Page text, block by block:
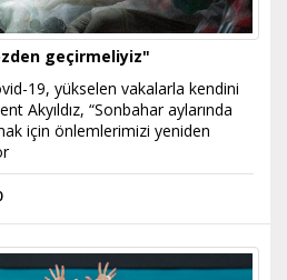
geçirmeliyiz"
19, yükselen vakalarla kendini
Akyıldız, “Sonbahar aylarında
için önlemlerimizi yeniden